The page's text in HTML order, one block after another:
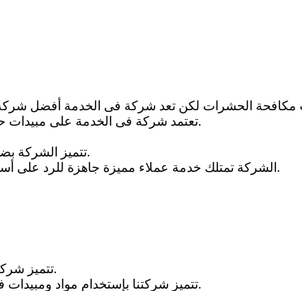
تعتمد شركة فى الخدمة على مبيدات حشرية فعالة فى القضاء على جميع أنواع الحشرات ومصرح بها.
تتميز الشركة بضمها لفريق عمل مدرب على أعلى مستوى من الخبرة والكفاءة.
الشركة تمتلك خدمة عملاء مميزة جاهزة للرد على أسئلتكم وإستفسارتكم طوال أيام الأسبوع على مدار الـ 24 ساعة.
تتميز شركة مكافحة حشرات بالرياض بفهم طبيعية جميع أنواع الحشرات.
تتميز شركتنا بإستخدام مواد ومبيدات فعالة فى مكافحة الحشرات والقضاء عليها دون مغادرة المنزل.